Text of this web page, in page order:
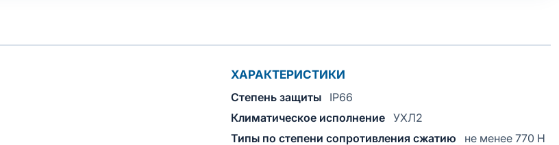
ХАРАКТЕРИСТИКИ
Степень защиты
IP66
Климатическое исполнение
УХЛ2
Типы по степени сопротивления сжатию
не менее 770 Н